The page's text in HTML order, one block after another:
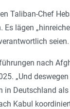
Taliban-Chef
lägen
seien.
nach
„Und
Deutschland
Kabul